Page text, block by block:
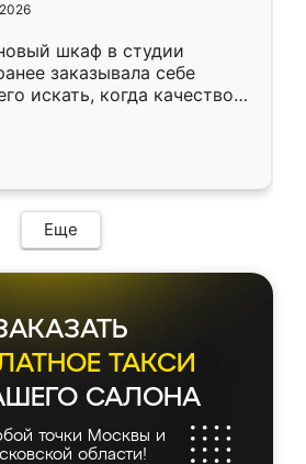
шкаф в студии
заказывала себе
искать, когда качеством
Служит кухня уже почти
нет.
Еще
ТАКСИ
САЛОНА
точки Москвы и
области!